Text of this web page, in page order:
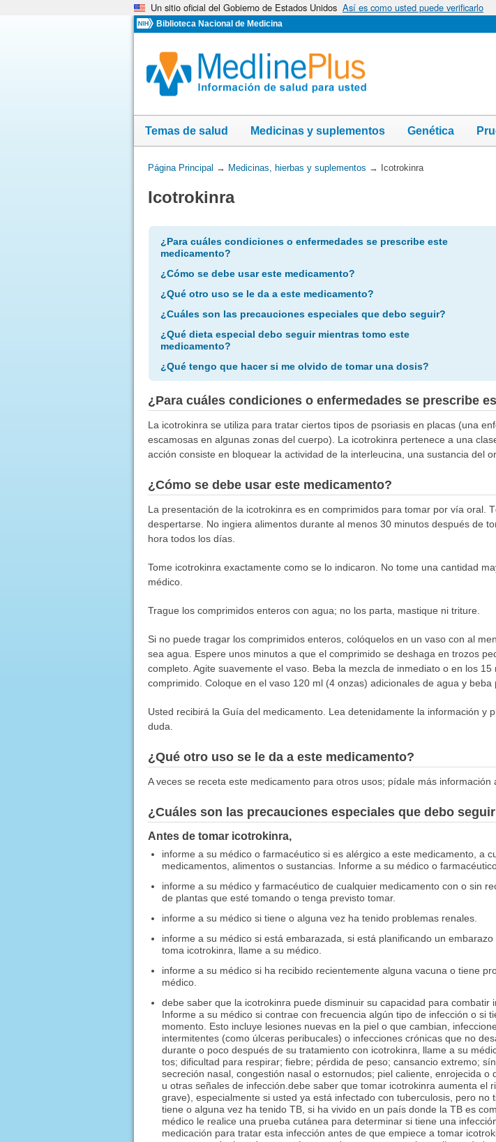
Un sitio oficial del Gobierno de Estados Unidos Así es como usted puede verificarlo
Biblioteca Nacional de Medicina
Temas de salud Medicinas y suplementos Genética
Usted
aquí:
Página Principal → Medicinas, hierbas y suplementos → Icotrokinra
Icotrokinra
¿Para cuáles condiciones o enfermedades se prescribe este
medicamento?
¿Cómo se debe usar este medicamento?
¿Qué otro uso se le da a este medicamento?
¿Cuáles son las precauciones especiales que debo seguir?
¿Qué dieta especial debo seguir mientras tomo este
medicamento?
¿Qué tengo que hacer si me olvido de tomar una dosis?
¿Para cuáles condiciones o enfermedades se prescribe
La icotrokinra se utiliza para tratar ciertos tipos de psoriasis en placas (una
escamosas en algunas zonas del cuerpo). La icotrokinra pertenece a una
acción consiste en bloquear la actividad de la interleucina, una sustancia del
¿Cómo se debe usar este medicamento?
La presentación de la icotrokinra es en comprimidos para tomar por vía oral.
despertarse. No ingiera alimentos durante al menos 30 minutos después de
hora todos los días.
Tome icotrokinra exactamente como se lo indicaron. No tome una cantidad
médico.
Trague los comprimidos enteros con agua; no los parta, mastique ni triture.
Si no puede tragar los comprimidos enteros, colóquelos en un vaso con al
sea agua. Espere unos minutos a que el comprimido se deshaga en trozos
completo. Agite suavemente el vaso. Beba la mezcla de inmediato o en los
comprimido. Coloque en el vaso 120 ml (4 onzas) adicionales de agua y
Usted recibirá la Guía del medicamento. Lea detenidamente la información y
duda.
¿Qué otro uso se le da a este medicamento?
A veces se receta este medicamento para otros usos; pídale más información
¿Cuáles son las precauciones especiales que debo
Antes de tomar icotrokinra,
informe a su médico o farmacéutico si es alérgico a este medicamento, a
medicamentos, alimentos o sustancias. Informe a su médico o
informe a su médico y farmacéutico de cualquier medicamento con o sin
de plantas que esté tomando o tenga previsto tomar.
informe a su médico si tiene o alguna vez ha tenido problemas renales.
informe a su médico si está embarazada, si está planificando un
toma icotrokinra, llame a su médico.
informe a su médico si ha recibido recientemente alguna vacuna o tiene
médico.
debe saber que la icotrokinra puede disminuir su capacidad para
Informe a su médico si contrae con frecuencia algún tipo de infección o si
momento. Esto incluye lesiones nuevas en la piel o que cambian,
intermitentes (como úlceras peribucales) o infecciones crónicas que no
durante o poco después de su tratamiento con icotrokinra, llame a su
tos; dificultad para respirar; fiebre; pérdida de peso; cansancio extremo;
secreción nasal, congestión nasal o estornudos; piel caliente, enrojecida
u otras señales de infección.debe saber que tomar icotrokinra aumenta
grave), especialmente si usted ya está infectado con tuberculosis, pero
tiene o alguna vez ha tenido TB, si ha vivido en un país donde la TB es
médico le realice una prueba cutánea para determinar si tiene una
medicación para tratar esta infección antes de que empiece a tomar